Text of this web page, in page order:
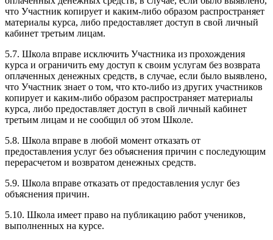
что Участник копирует и каким-либо образом распространяет
материалы курса, либо предоставляет доступ в свой личный
кабинет третьим лицам.
5.7. Школа вправе исключить Участника из прохождения
курса и ограничить ему доступ к своим услугам без возврата
оплаченных денежных средств, в случае, если было выявлено,
что Участник знает о том, что кто-либо из других участников
копирует и каким-либо образом распространяет материалы
курса, либо предоставляет доступ в свой личный кабинет
третьим лицам и не сообщил об этом Школе.
5.8. Школа вправе в любой момент отказать от
предоставления услуг без объяснения причин с последующим
перерасчетом и возвратом денежных средств.
5.9. Школа вправе отказать от предоставления услуг без
объяснения причин.
5.10. Школа имеет право на публикацию работ учеников,
выполненных на курсе.